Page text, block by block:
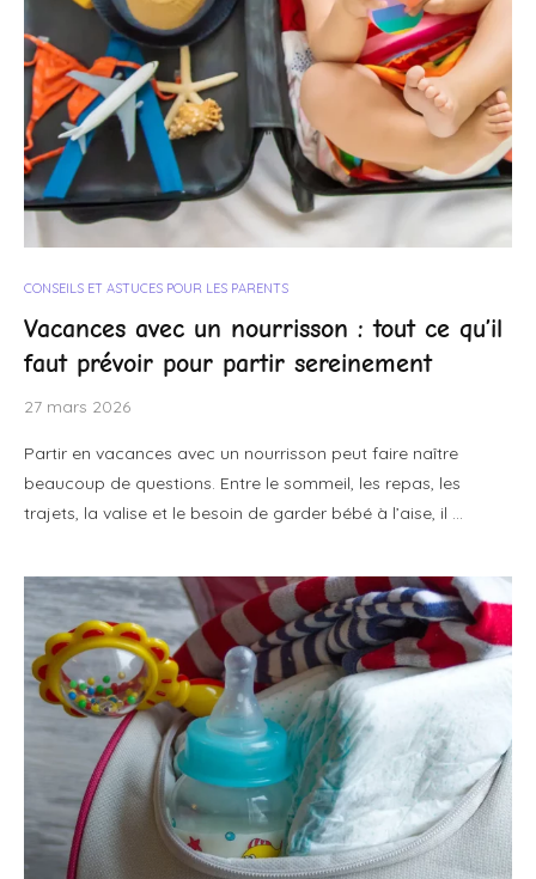
CONSEILS ET ASTUCES POUR LES PARENTS
Vacances avec un nourrisson : tout ce qu’il
faut prévoir pour partir sereinement
27 mars 2026
Partir en vacances avec un nourrisson peut faire naître
beaucoup de questions. Entre le sommeil, les repas, les
trajets, la valise et le besoin de garder bébé à l’aise, il …